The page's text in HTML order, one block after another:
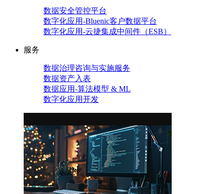
数据安全管控平台
数字化应用-Bluenic客户数据平台
数字化应用-云捷集成中间件（ESB）
服务
数据治理咨询与实施服务
数据资产入表
数据应用-算法模型 & ML
数字化应用开发